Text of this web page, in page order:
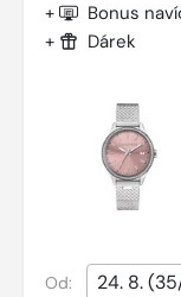
+ Bonus
+ Dárek
Od: